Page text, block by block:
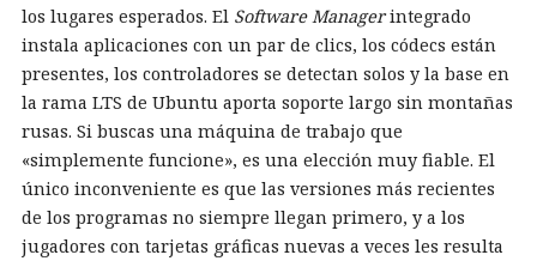
los lugares esperados. El Software Managerintegrado
instala aplicaciones con un par de clics, los códecs están
presentes, los controladores se detectan solos y la base en
la rama LTS de Ubuntu aporta soporte largo sin montañas
rusas. Si buscas una máquina de trabajo que
«simplemente funcione», es una elección muy fiable. El
único inconveniente es que las versiones más recientes
de los programas no siempre llegan primero, y a los
jugadores con tarjetas gráficas nuevas a veces les resulta